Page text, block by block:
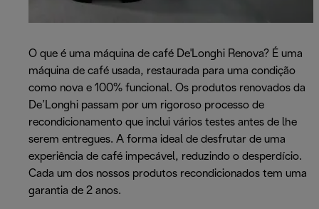
O que é uma máquina de café De'Longhi Renova? É uma
máquina de café usada, restaurada para uma condição
como nova e 100% funcional. Os produtos renovados da
De’Longhi passam por um rigoroso processo de
recondicionamento que inclui vários testes antes de lhe
serem entregues. A forma ideal de desfrutar de uma
experiência de café impecável, reduzindo o desperdício.
Cada um dos nossos produtos recondicionados tem uma
garantia de 2 anos.